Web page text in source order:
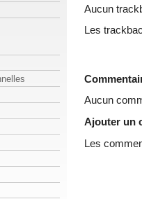
Aucun
Les
Aucun
Ajouter un
Les